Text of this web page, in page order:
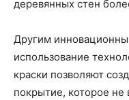
деревянных стен
Другим
использование
краски позволяют
покрытие, которое не